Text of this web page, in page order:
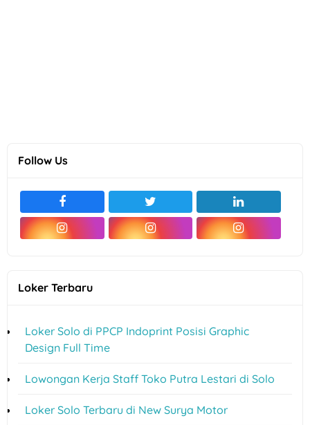
Follow Us
Loker Terbaru
Loker Solo di PPCP Indoprint Posisi Graphic
Design Full Time
Lowongan Kerja Staff Toko Putra Lestari di Solo
Loker Solo Terbaru di New Surya Motor